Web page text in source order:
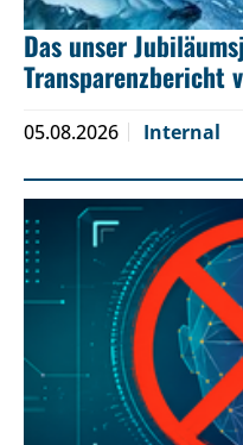
Das unser
Transparenzbericht
05.08.2026 Internal